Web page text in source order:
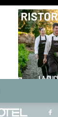
dolcegiornale